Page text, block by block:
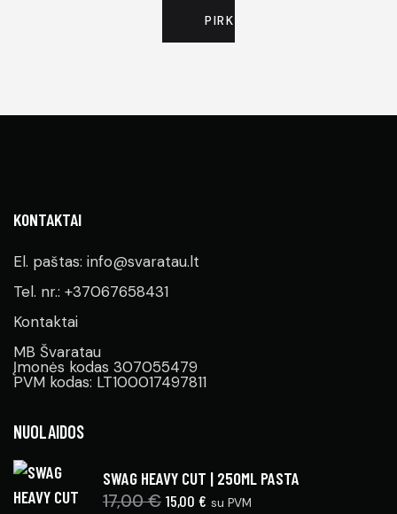
PIRKTI DABAR
KONTAKTAI
El. paštas: info@svaratau.lt
Tel. nr.: +37067658431
Kontaktai
MB Švaratau
Įmonės kodas 307055479
PVM kodas: LT100017497811
NUOLAIDOS
SWAG HEAVY CUT | 250ML PASTA
17,00€ 15,00 € su PVM